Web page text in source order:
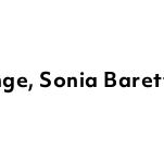
Sonia